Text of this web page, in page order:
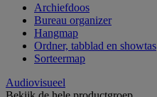
Archiefdoos
Bureau organizer
Hangmap
Ordner, tabblad en showtas
Sorteermap
Audiovisueel